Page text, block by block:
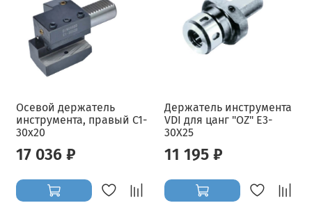
Осевой держатель
инструмента, правый C1-
30x20
17 036 ₽
Держатель инструмента
VDI для цанг "OZ" E3-
30X25
11 195 ₽